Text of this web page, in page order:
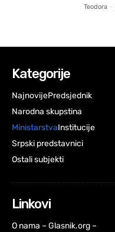
Teodora -
Kategorije
NajnovijePredsjednik
Narodna skupstina
MinistarstvaInstitucije
Srpski predstavnici
Ostali subjekti
Linkovi
O nama – Glasnik.org –